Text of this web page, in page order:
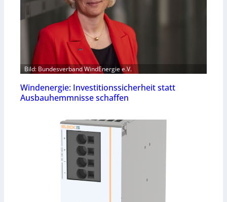
Bild: Bundesverband WindEnergie e.V.
Windenergie: Investitionssicherheit statt
Ausbauhemmnisse schaffen